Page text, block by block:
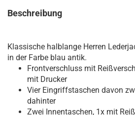
Beschreibung
Klassische halblange Herren
in der Farbe blau antik.
Frontverschluss mit
mit Drucker
Vier Eingriffstaschen davon
dahinter
Zwei Innentaschen, 1x mit